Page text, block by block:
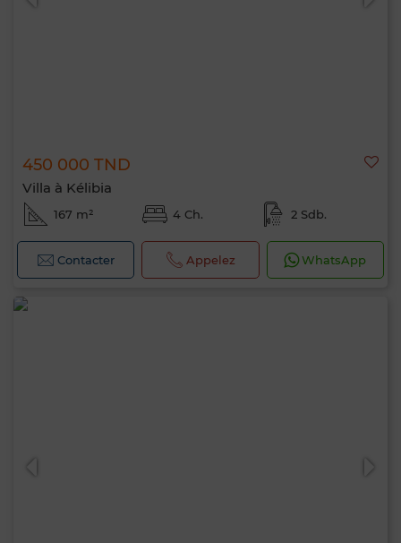
450 000 TND
Villa à Kélibia
167 m² 4 Ch. 2 Sdb.
Contacter Appelez WhatsApp